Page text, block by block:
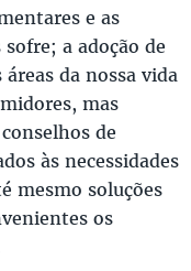
e as
a adoção de
da nossa vida
mas
de
às necessidades
mesmo soluções
os